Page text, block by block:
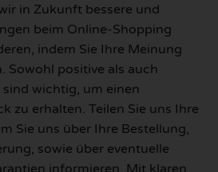
in Zukunft bessere und
beim Online-Shopping
indem Sie Ihre Meinung
Sowohl positive als auch
wichtig, um einen
zu erhalten. Teilen Sie uns Ihre
Sie uns über Ihre Bestellung,
sowie über eventuelle
informieren. Mit klaren